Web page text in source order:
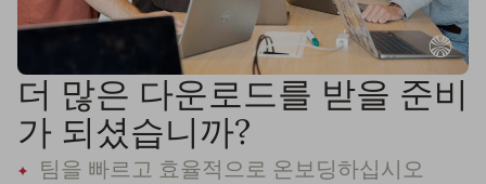
더 많은 다운로드를 받을 준비
가 되셨습니까?
팀을 빠르고 효율적으로 온보딩하십시오